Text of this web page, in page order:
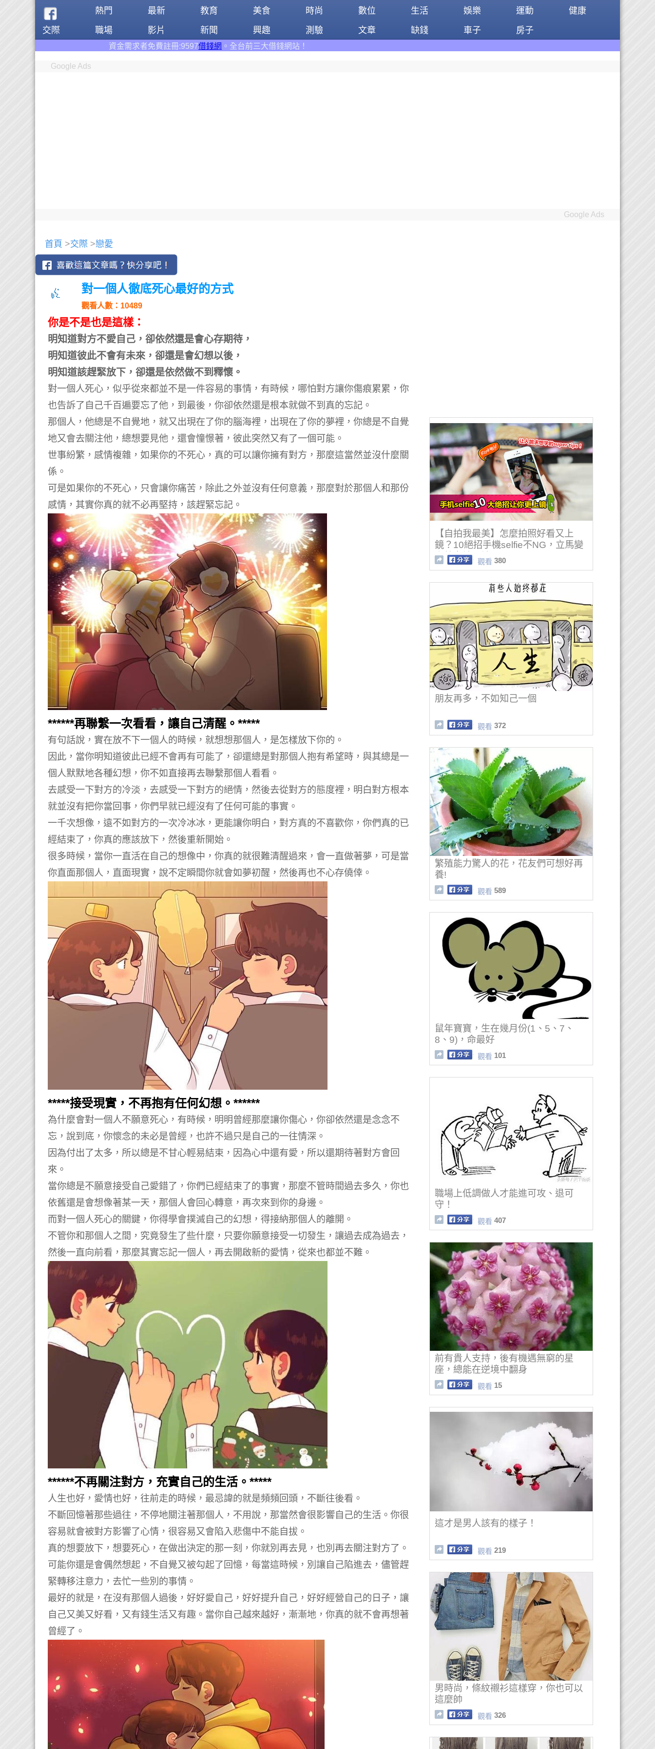
熱門 最新 教育 美食 時尚 數位 生活 娛樂 運動
健康
交際
職場 影片 新聞 興趣 測驗 文章 缺錢 車子 房子
資金需求者免費註冊:9597借錢網。全台前三大借錢網站！
Google Ads
Google Ads
首頁 >交際 >戀愛
對一個人徹底死心最好的方式
觀看人數：10489
你是不是也是這樣：
明知道對方不愛自己，卻依然還是會心存期待，
明知道彼此不會有未來，卻還是會幻想以後，
明知道該趕緊放下，卻還是依然做不到釋懷。
對一個人死心，似乎從來都並不是一件容易的事情，有時候，哪怕對方讓你傷痕累累，你
也告訴了自己千百遍要忘了他，到最後，你卻依然還是根本就做不到真的忘記。
那個人，他總是不自覺地，就又出現在了你的腦海裡，出現在了你的夢裡，你總是不自覺
地又會去關注他，總想要見他，還會憧憬著，彼此突然又有了一個可能。
世事紛繁，感情複雜，如果你的不死心，真的可以讓你擁有對方，那麼這當然並沒什麼關
係。
可是如果你的不死心，只會讓你痛苦，除此之外並沒有任何意義，那麼對於那個人和那份
感情，其實你真的就不必再堅持，該趕緊忘記。
******再聯繫一次看看，讓自己清醒。*****
有句話說，實在放不下一個人的時候，就想想那個人，是怎樣放下你的。
因此，當你明知道彼此已經不會再有可能了，卻還總是對那個人抱有希望時，與其總是一
個人默默地各種幻想，你不如直接再去聯繫那個人看看。
去感受一下對方的冷淡，去感受一下對方的絕情，然後去從對方的態度裡，明白對方根本
就並沒有把你當回事，你們早就已經沒有了任何可能的事實。
一千次想像，遠不如對方的一次冷冰冰，更能讓你明白，對方真的不喜歡你，你們真的已
經結束了，你真的應該放下，然後重新開始。
很多時候，當你一直活在自己的想像中，你真的就很難清醒過來，會一直做著夢，可是當
你直面那個人，直面現實，說不定瞬間你就會如夢初醒，然後再也不心存僥倖。
*****接受現實，不再抱有任何幻想。******
為什麼會對一個人不願意死心，有時候，明明曾經那麼讓你傷心，你卻依然還是念念不
忘，說到底，你懷念的未必是曾經，也許不過只是自己的一往情深。
因為付出了太多，所以總是不甘心輕易結束，因為心中還有愛，所以還期待著對方會回
來。
當你總是不願意接受自己愛錯了，你們已經結束了的事實，那麼不管時間過去多久，你也
依舊還是會想像著某一天，那個人會回心轉意，再次來到你的身邊。
而對一個人死心的關鍵，你得學會撲滅自己的幻想，得接納那個人的離開。
不管你和那個人之間，究竟發生了些什麼，只要你願意接受一切發生，讓過去成為過去，
然後一直向前看，那麼其實忘記一個人，再去開啟新的愛情，從來也都並不難。
******不再關注對方，充實自己的生活。*****
人生也好，愛情也好，往前走的時候，最忌諱的就是頻頻回頭，不斷往後看。
不斷回憶著那些過往，不停地關注著那個人，不用說，那當然會很影響自己的生活。 你很
容易就會被對方影響了心情，很容易又會陷入悲傷中不能自拔。
真的想要放下，想要死心，在做出決定的那一刻，你就別再去見，也別再去關注對方了。
可能你還是會偶然想起，不自覺又被勾起了回憶，每當這時候，別讓自己陷進去，儘管趕
緊轉移注意力，去忙一些別的事情。
最好的就是，在沒有那個人過後，好好愛自己，好好提升自己，好好經營自己的日子，讓
自己又美又好看，又有錢生活又有趣。 當你自己越來越好，漸漸地，你真的就不會再想著
曾經了。
【自拍我最美】怎麼拍照好看又上
鏡？10絕招手機selfie不NG，立馬變
上鏡女神男神！
觀看 380
朋友再多，不如知己一個
觀看 372
繁殖能力驚人的花，花友們可想好再
養!
觀看 589
鼠年寶寶，生在幾月份(1、5、7、
8、9)，命最好
觀看 101
職場上低調做人才能進可攻、退可
守！
觀看 407
前有貴人支持，後有機遇無窮的星
座，總能在逆境中翻身
觀看 15
這才是男人該有的樣子！
觀看 219
男時尚，條紋襯衫這樣穿，你也可以
這麼帥
觀看 326